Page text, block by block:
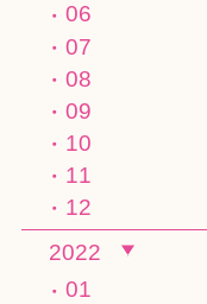
06
07
08
09
10
11
12
2022
01